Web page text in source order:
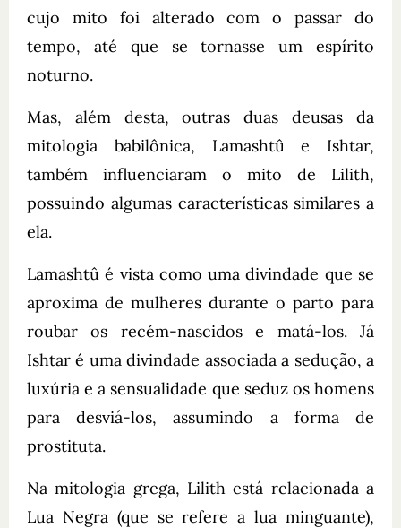
cujo mito foi alterado com o passar do
tempo, até que se tornasse um espírito
noturno.
Mas, além desta, outras duas deusas da
mitologia babilônica, Lamashtû e Ishtar,
também influenciaram o mito de Lilith,
possuindo algumas características similares a
ela.
Lamashtû é vista como uma divindade que se
aproxima de mulheres durante o parto para
roubar os recém-nascidos e matá-los. Já
Ishtar é uma divindade associada a sedução, a
luxúria e a sensualidade que seduz os homens
para desviá-los, assumindo a forma de
prostituta.
Na mitologia grega, Lilith está relacionada a
Lua Negra (que se refere a lua minguante),